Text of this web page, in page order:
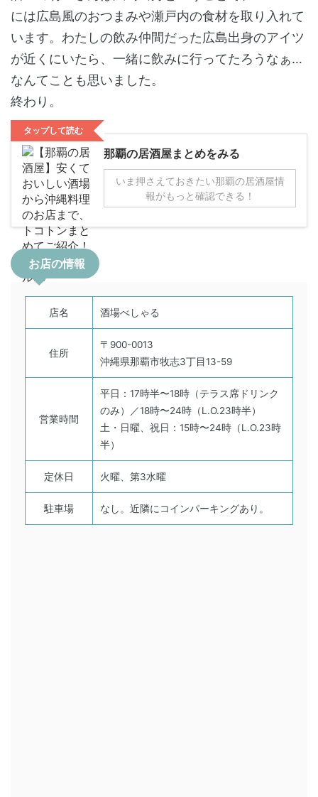
には広島風のおつまみや瀬戸内の食材を取り入れて
います。わたしの飲み仲間だった広島出身のアイツ
が近くにいたら、一緒に飲みに行ってたろうなぁ…
なんてことも思いました。
終わり。
タップして読む
那覇の居酒屋まとめをみる
いま押さえておきたい那覇の居酒屋情
報がもっと確認できる！
お店の情報
店名 酒場べしゃる
住所
〒900-0013
沖縄県那覇市牧志3丁目13-59
営業時間
平日：17時半〜18時（テラス席ドリンク
のみ）／18時〜24時（L.O.23時半）
土・日曜、祝日：15時〜24時（L.O.23時
半）
定休日 火曜、第3水曜
駐車場 なし。近隣にコインパーキングあり。